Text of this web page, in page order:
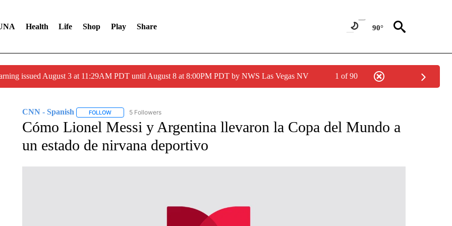
Health Life Shop Play Share 90°
issued August 3 at 11:29AM PDT until August 8 at 8:00PM PDT by NWS Las Vegas NV 1 of 90
CNN - Spanish FOLLOWFOLLOW "CNN - SPANISH" TO RECEIVE NOTIFICATIONS ABOUT NEW PAGES ON "CNN - SPANISH".
5 Followers
Cómo Lionel Messi y Argentina llevaron la Copa del Mundo a
un estado de nirvana deportivo